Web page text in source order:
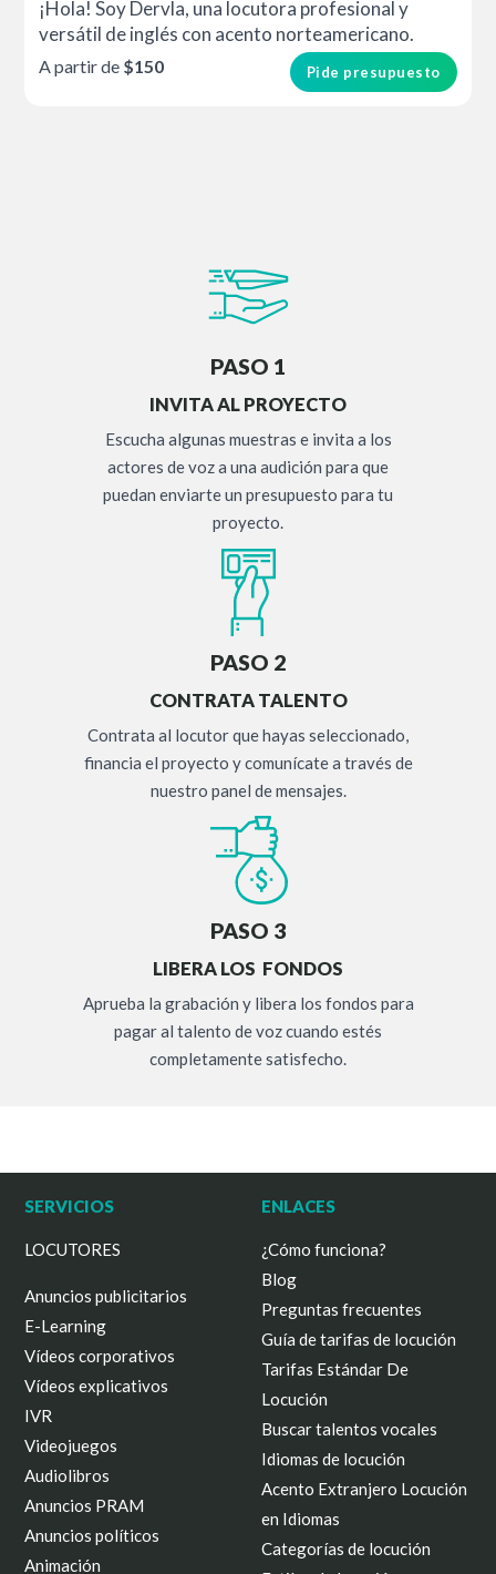
¡Hola! Soy Dervla, una locutora profesional y
versátil de inglés con acento norteamericano.
Pide presupuesto
A partir de $150
PASO 1
INVITA AL PROYECTO
Escucha algunas muestras e invita a los
actores de voz a una audición para que
puedan enviarte un presupuesto para tu
proyecto.
PASO 2
CONTRATA TALENTO
Contrata al locutor que hayas seleccionado,
financia el proyecto y comunícate a través de
nuestro panel de mensajes.
PASO 3
LIBERA LOS FONDOS
Aprueba la grabación y libera los fondos para
pagar al talento de voz cuando estés
completamente satisfecho.
SERVICIOS
LOCUTORES
Anuncios publicitarios
E-Learning
Vídeos corporativos
Vídeos explicativos
IVR
Videojuegos
Audiolibros
Anuncios PRAM
Anuncios políticos
Animación
ENLACES
¿Cómo funciona?
Blog
Preguntas frecuentes
Guía de tarifas de locución
Tarifas Estándar De
Locución
Buscar talentos vocales
Idiomas de locución
Acento Extranjero Locución
en Idiomas
Categorías de locución